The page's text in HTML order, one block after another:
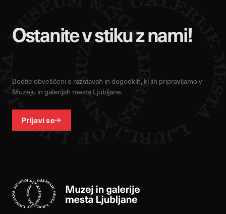
Ostanite v stiku z nami!
Bodite obveščeni o razstavah in dogodkih, ki jih pripravljamo v
Muzeju in galerijah mesta Ljubljane.
Prijavi se